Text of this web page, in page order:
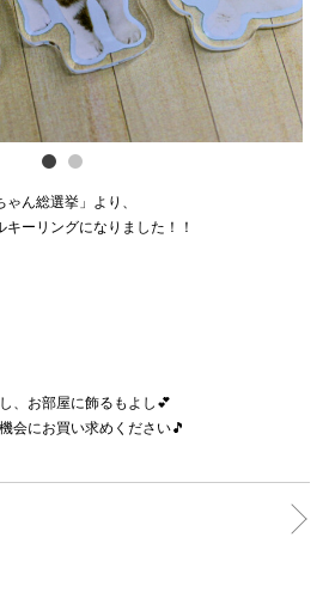
ん総選挙」より、
ーリングになりました！！
、お部屋に飾るもよし💕
会にお買い求めください🎵
公式SNS
秋田オ
高崎